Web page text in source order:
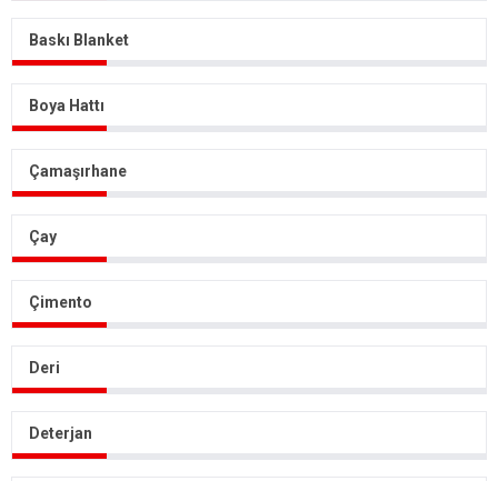
Baskı Blanket
Boya Hattı
Çamaşırhane
Çay
Çimento
Deri
Deterjan